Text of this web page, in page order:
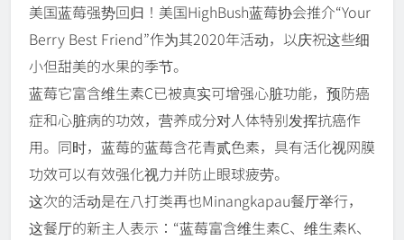
美国蓝莓强势回归！美国HighBush蓝莓协会推介“Your
Berry Best Friend”作为其2020年活动，以庆祝这些细
小但甜美的水果的季节。
蓝莓它富含维生素C已被真实可增强心脏功能，预防癌
症和心脏病的功效，营养成分对人体特别发挥抗癌作
用。同时，蓝莓的蓝莓含花青贰色素，具有活化视网膜
功效可以有效强化视力并防止眼球疲劳。
这次的活动是在八打类再也Minangkapau餐厅举行，
这餐厅的新主人表示：“蓝莓富含维生素C、维生素K、